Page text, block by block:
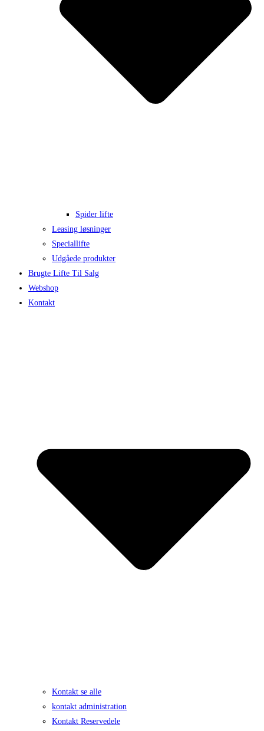
Spider lifte
Leasing løsninger
Speciallifte
Udgåede produkter
Brugte Lifte Til Salg
Webshop
Kontakt
Kontakt se alle
kontakt administration
Kontakt Reservedele